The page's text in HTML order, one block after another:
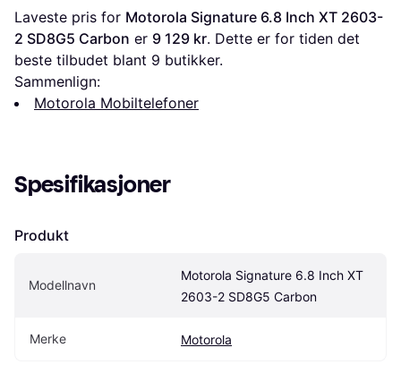
Laveste pris for Motorola Signature 6.8 Inch XT 2603-
2 SD8G5 Carbon er 9 129 kr. Dette er for tiden det
beste tilbudet blant 9 butikker.
Sammenlign:
Motorola Mobiltelefoner
Spesifikasjoner
Produkt
Modellnavn
Motorola Signature 6.8 Inch XT
2603-2 SD8G5 Carbon
Merke Motorola